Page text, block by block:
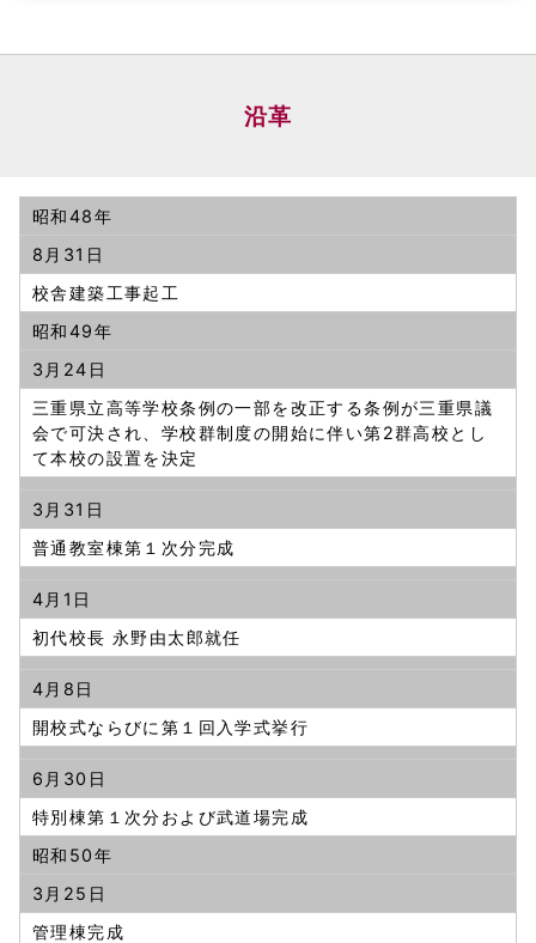
沿革
昭和48年
8月31日
校舎建築工事起工
昭和49年
3月24日
三重県立高等学校条例の一部を改正する条例が三重県議
会で可決され、学校群制度の開始に伴い第2群高校とし
て本校の設置を決定
3月31日
普通教室棟第１次分完成
4月1日
初代校長 永野由太郎就任
4月8日
開校式ならびに第１回入学式挙行
6月30日
特別棟第１次分および武道場完成
昭和50年
3月25日
管理棟完成